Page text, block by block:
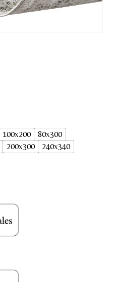
100x200
80x300
200x300
240x340